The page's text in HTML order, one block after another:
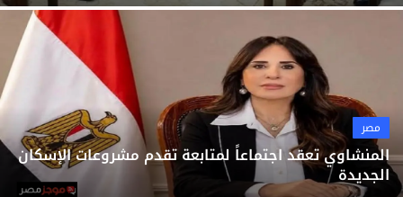
التعليم
منوعات
مصر
المنشاوي تعقد اجتماعاً لمتابعة تقدم مشروعات الإسكان
الجديدة